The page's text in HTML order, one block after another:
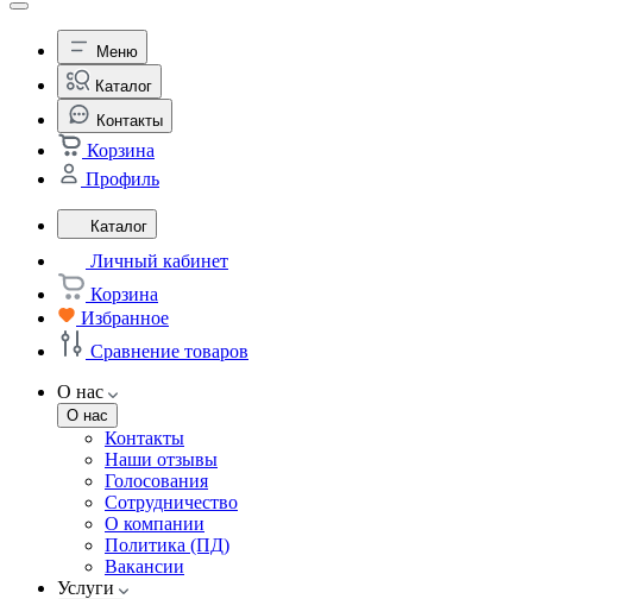
Меню
Каталог
Контакты
Корзина
Профиль
Каталог
Личный кабинет
Корзина
Избранное
Сравнение товаров
О нас
О нас
Контакты
Наши отзывы
Голосования
Сотрудничество
О компании
Политика (ПД)
Вакансии
Услуги